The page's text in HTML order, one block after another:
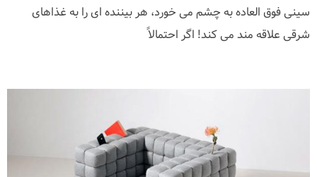
سینی فوق العاده به چشم می خورد، هر بیننده ای را به غذاهای
شرقی علاقه مند می کند! اگر احتمالاً